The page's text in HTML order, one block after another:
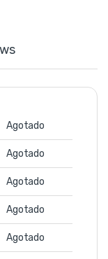
Agotado
Agotado
Agotado
Agotado
Agotado